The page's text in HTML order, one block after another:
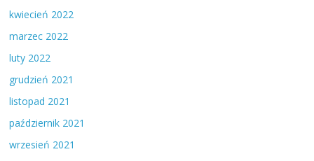
kwiecień 2022
marzec 2022
luty 2022
grudzień 2021
listopad 2021
październik 2021
wrzesień 2021